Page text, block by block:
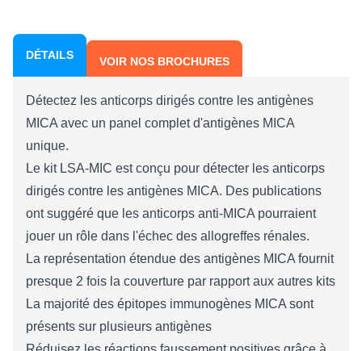
DÉTAILS VOIR NOS BROCHURES
Détectez les anticorps dirigés contre les antigènes
MICA avec un panel complet d'antigènes MICA
unique.
Le kit LSA-MIC est conçu pour détecter les anticorps
dirigés contre les antigènes MICA. Des publications
ont suggéré que les anticorps anti-MICA pourraient
jouer un rôle dans l'échec des allogreffes rénales.
La représentation étendue des antigènes MICA fournit
presque 2 fois la couverture par rapport aux autres kits
La majorité des épitopes immunogènes MICA sont
présents sur plusieurs antigènes